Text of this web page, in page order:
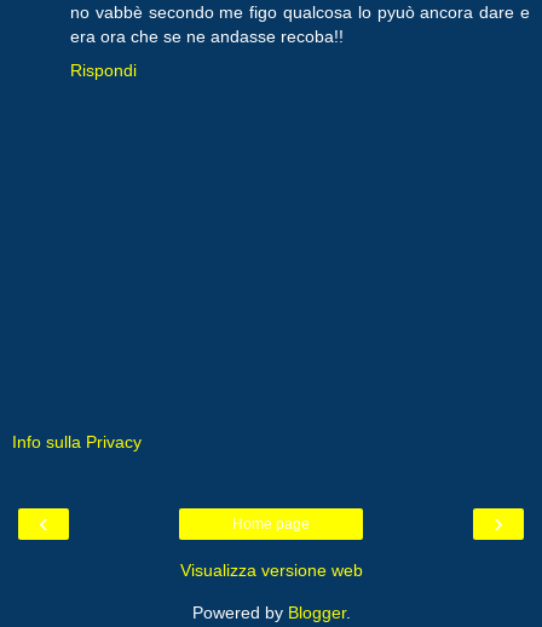
no vabbè secondo me figo qualcosa lo pyuò ancora dare e
era ora che se ne andasse recoba!!
Rispondi
Info sulla Privacy
‹ ›
Home page
Visualizza versione web
Powered by Blogger.